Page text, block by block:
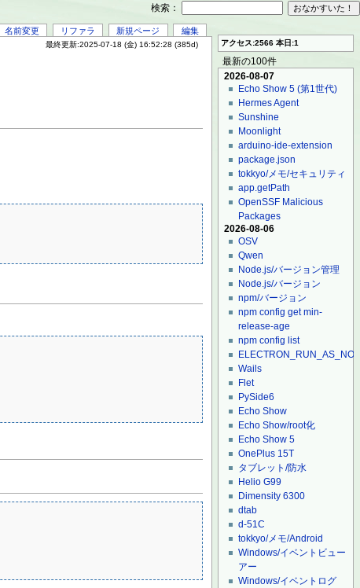
名前変更 リファラ 新規ページ 編集
最終更新:2025-07-18 (金) 16:52:28 (385d) アクセス:2566 本日:1
最新の100件
2026-08-07
Echo Show 5 (第1世代)
Hermes Agent
Sunshine
Moonlight
arduino-ide-extension
package.json
tokkyo/メモ/セキュリティ
app.getPath
OpenSSF Malicious
Packages
2026-08-06
OSV
Qwen
Node.js/バージョン管理
Node.js/バージョン
npm/バージョン
npm config get min-
release-age
npm config list
Wails
Flet
PySide6
Echo Show
Echo Show/root化
Echo Show 5
OnePlus 15T
タブレット/防水
Helio G99
Dimensity 6300
dtab
d-51C
tokkyo/メモ/Android
Windows/イベントビュー
アー
Windows/イベントログ
検索：